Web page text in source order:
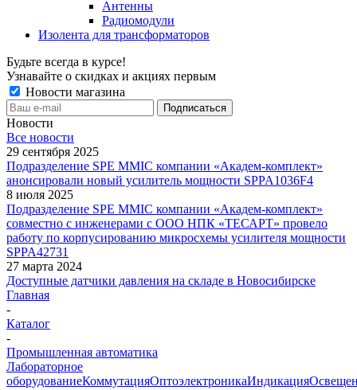
Антенны
Радиомодули
Изолента для трансформаторов
Будьте всегда в курсе!
Узнавайте о скидках и акциях первым
Новости магазина
Новости
Все новости
29 сентября 2025
Подразделение SPE MMIC компании «Академ-комплект»
анонсировали новый усилитель мощности SPPA1036F4
8 июля 2025
Подразделение SPE MMIC компании «Академ-комплект»
совместно с инженерами с ООО НПК «ТЕСАРТ» провело
работу по корпусированию микросхемы усилителя мощности
SPPA42731
27 марта 2024
Доступные датчики давления на складе в Новосибирске
Главная
-
Каталог
-
Промышленная автоматика
Лабораторное
оборудованиеКоммутацияОптоэлектроникаИндикация